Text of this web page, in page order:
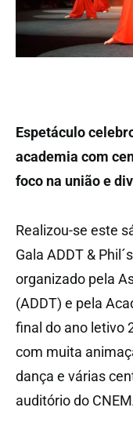
Espetáculo
academia com
foco na união e
Realizou-se este
Gala ADDT &
organizado pela
(ADDT) e pela
final do ano letivo
com muita
dança e várias
auditório do